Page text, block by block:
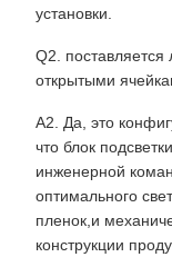
установки.
Q2.
открытыми
A2. Да, это
что блок
инженерной
оптимального
пленок,и
конструкции